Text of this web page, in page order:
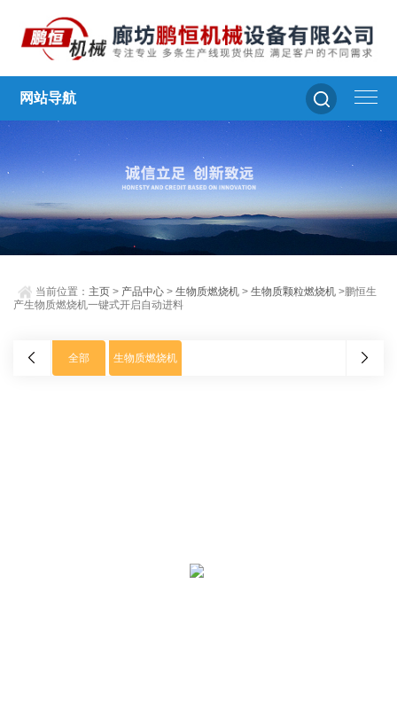
网站导航
当前位置： 主页 > 产品中心 >生物质燃烧机 >生物质颗粒燃烧机 >鹏恒生
产生物质燃烧机一键式开启自动进料
全部 生物质燃烧机